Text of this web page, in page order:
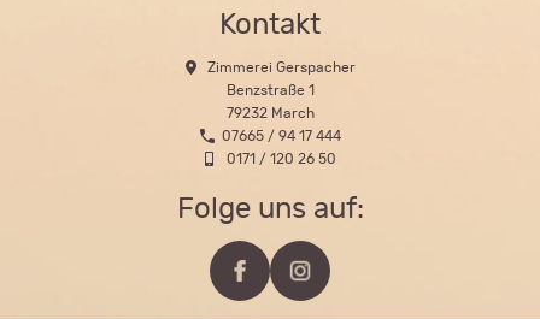
Kontakt
Zimmerei Gerspacher
Benzstraße 1
79232 March
07665 / 94 17 444
0171 / 120 26 50
Folge uns auf: